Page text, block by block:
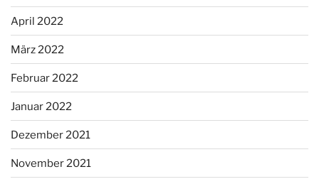
April 2022
März 2022
Februar 2022
Januar 2022
Dezember 2021
November 2021